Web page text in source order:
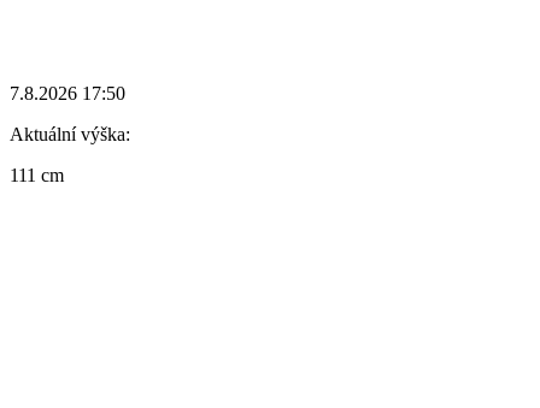
7.8.2026 17:50
Aktuální výška:
111 cm